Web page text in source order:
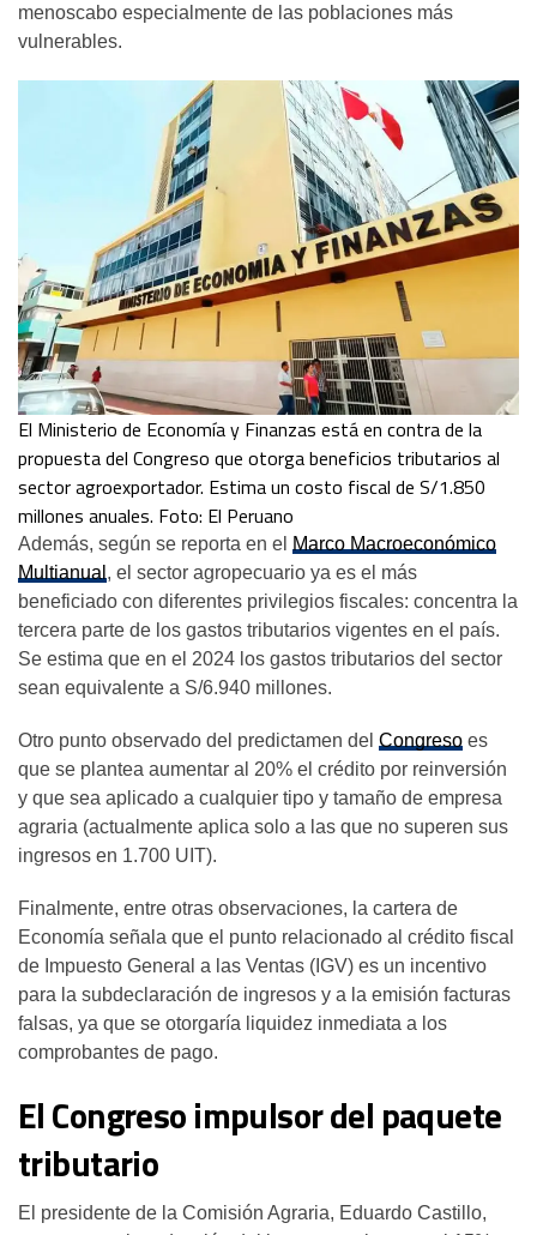
menoscabo especialmente de las poblaciones más
vulnerables.
El Ministerio de Economía y Finanzas está en contra de la
propuesta del Congreso que otorga beneficios tributarios al
sector agroexportador. Estima un costo fiscal de S/1.850
millones anuales. Foto: El Peruano
Además, según se reporta en el Marco Macroeconómico
Multianual , el sector agropecuario ya es el más
beneficiado con diferentes privilegios fiscales: concentra la
tercera parte de los gastos tributarios vigentes en el país.
Se estima que en el 2024 los gastos tributarios del sector
sean equivalente a S/6.940 millones.
Otro punto observado del predictamen del Congreso es
que se plantea aumentar al 20% el crédito por reinversión
y que sea aplicado a cualquier tipo y tamaño de empresa
agraria (actualmente aplica solo a las que no superen sus
ingresos en 1.700 UIT).
Finalmente, entre otras observaciones, la cartera de
Economía señala que el punto relacionado al crédito fiscal
de Impuesto General a las Ventas (IGV) es un incentivo
para la subdeclaración de ingresos y a la emisión facturas
falsas, ya que se otorgaría liquidez inmediata a los
comprobantes de pago.
El Congreso impulsor del paquete
tributario
El presidente de la Comisión Agraria, Eduardo Castillo,